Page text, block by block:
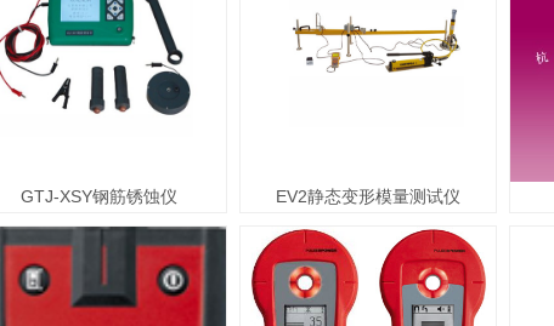
GTJ-XSY钢筋锈蚀仪 EV2静态变形模量测试仪